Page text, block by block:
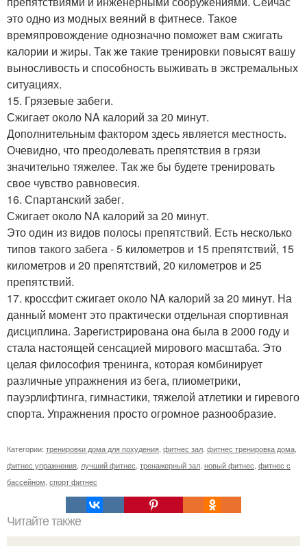
это одно из модных веяний в фитнесе. Такое
времяпровождение однозначно поможет вам сжигать
калории и жиры. Так же такие тренировки повысят вашу
выносливость и способность выживать в экстремальных
ситуациях.
15. Грязевые забеги.
Сжигает около NA калорий за 20 минут.
Дополнительным фактором здесь является местность.
Очевидно, что преодолевать препятствия в грязи
значительно тяжелее. Так же бы будете тренировать
свое чувство равновесия.
16. Спартанский забег.
Сжигает около NA калорий за 20 минут.
Это один из видов полосы препятствий. Есть несколько
типов такого забега - 5 километров и 15 препятствий, 15
километров и 20 препятствий, 20 километров и 25
препятствий.
17. кроссфит сжигает около NA калорий за 20 минут. На
данный момент это практически отдельная спортивная
дисциплина. Зарегистрирована она была в 2000 году и
стала настоящей сенсацией мирового масштаба. Это
целая философия тренинга, которая комбинирует
различные упражнения из бега, плиометрики,
пауэрлифтинга, гимнастики, тяжелой атлетики и гиревого
спорта. Упражнения просто огромное разнообразие.
Категории: тренировки дома для похудения фитнес зал фитнес тренировка дома
фитнес упражнения лучший фитнес тренажерный зал новый фитнес фитнес с
бассейном спорт фитнес
Читайте также